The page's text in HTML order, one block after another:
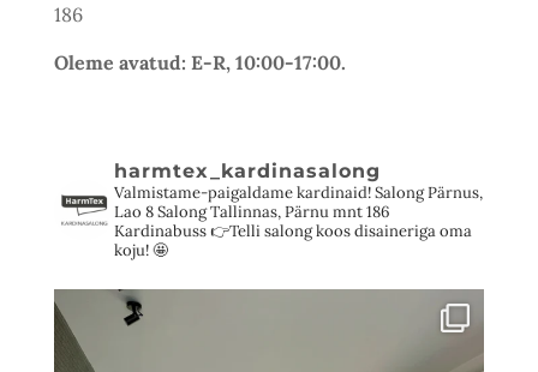
186
Oleme avatud: E-R, 10:00-17:00.
harmtex_kardinasalong
Valmistame-paigaldame kardinaid!Salong Pärnus,
Lao 8Salong Tallinnas, Pärnu mnt 186
Kardinabuss 👉Telli salong koos disaineriga oma
koju! 🤩